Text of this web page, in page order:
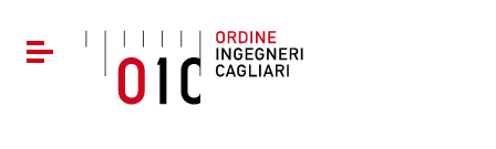
Vai al menu di navigazione
Vai al footer
Attiva / disattiva la navigazione